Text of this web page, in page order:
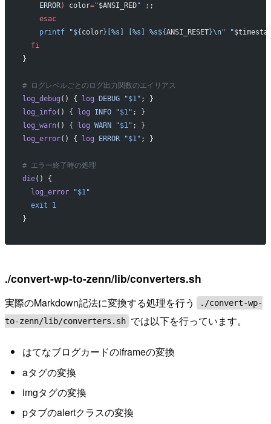
    ERROR
) color="$ANSI_RED" ;;
    esac
    printf
"${color}[%s] [%s] %s${ANSI_RESET}\n" "
  fi
}
# ログレベルごとのログ出力関数のエイリアス
log_debug () { log DEBUG "$1 " ; }
log_info() { log INFO "$1 " ; }
log_warn() { log WARN "$1 " ; }
log_error() { log ERROR "$1 " ; }
# エラー終了時の処理
die() {
  log_error
"$1 "
  exit
1
}
./convert-wp-to-zenn/lib/converters.sh
実際のMarkdown記法に変換する処理を行う
./convert-wp-
to-zenn/lib/converters.sh では以下を行っています。
はてなブログカードのiframeの変換
aタグの変換
imgタグの変換
pタブのalertクラスの変換